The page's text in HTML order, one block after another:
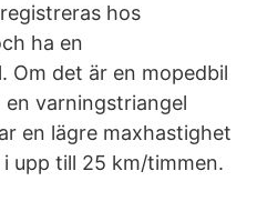
hos
ha en
Om det är en mopedbil
en varningstriangel
en lägre maxhastighet
upp till 25 km/timmen.